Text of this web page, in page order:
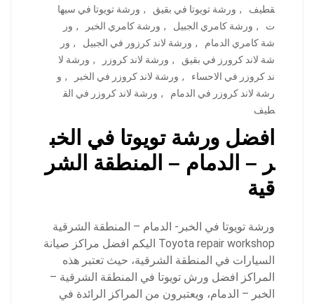
قطيف
, ورشة تويوتا في بقيق , ورشة تويوتا في سيها
ت
, ورشة كامري الجبيل , ورشة كامري الخبر , ور
شة كامري الدمام
, ورشة لاند كرزور في الجبيل , ور
شة لاند كرورز في بقيق
, ورشة لاند كروزر , ورشة لا
ند كروزر في الاحساء
, ورشة لاند كروزر في الخبر , و
رشة لاند كروزر في الدمام
, ورشة لاند كروزر في الق
طيف
افضل ورشة تويوتا في الخب
ر – الدمام – المنطقة الشر
قية
ورشة تويوتا في الخبر- الدمام – المنطقة الشرقية
Toyota repair workshop اليكم افضل مراكز صيانة
السيارات في المنطقة الشرقية، حيث تعتبر هذه
المراكز افضل ورش تويوتا في المنطقة الشرقية –
الخبر – الدمام، ويعتبرون من المراكز الرائدة في